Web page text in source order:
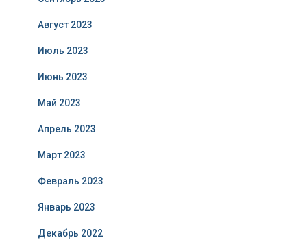
Август 2023
Июль 2023
Июнь 2023
Май 2023
Апрель 2023
Март 2023
Февраль 2023
Январь 2023
Декабрь 2022